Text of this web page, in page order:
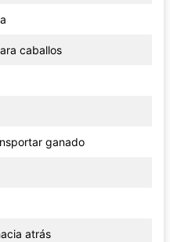
caballos
ganado
atrás